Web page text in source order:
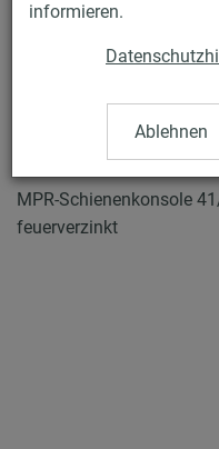
informieren.
Ablehnen
MPR-Schienenkonsolen
MPR-
MPR-Schienenkonsole
feuerverzinkt